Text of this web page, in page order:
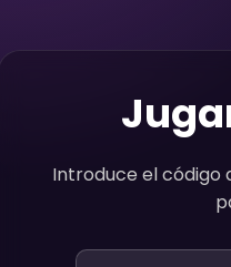
Introduce el código